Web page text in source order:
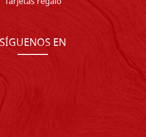
SÍGUENOS EN